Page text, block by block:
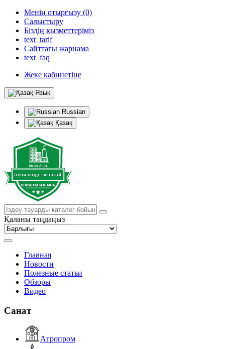
Менің отырғызу (0)
Салыстыру
Біздің қызметтеріміз
text_tarif
Сайттағы жарнама
text_faq
Жеке кабинетіне
Язык
Russian
Қазақ
Қаланы таңдаңыз
Главная
Новости
Полезные статьи
Обзоры
Видео
Санат
Агропром